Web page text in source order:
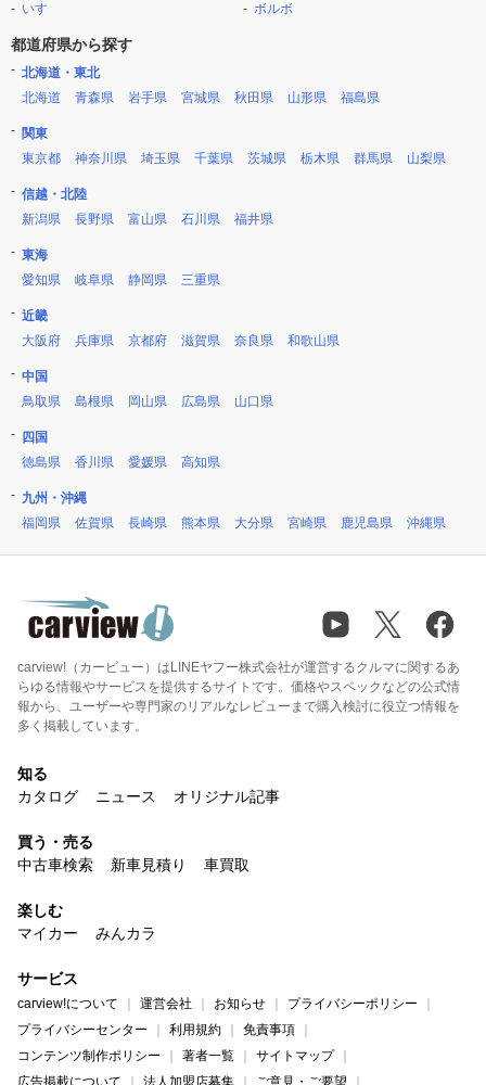
いすゞ
ボルボ
都道府県から探す
北海道・東北
北海道
青森県 岩手県 宮城県 秋田県 山形県 福島県
関東
東京都
神奈川県 埼玉県 千葉県 茨城県 栃木県 群馬県 山梨県
信越・北陸
新潟県
長野県 富山県 石川県 福井県
東海
愛知県
岐阜県 静岡県 三重県
近畿
大阪府
兵庫県 京都府 滋賀県 奈良県 和歌山県
中国
鳥取県
島根県 岡山県 広島県 山口県
四国
徳島県
香川県 愛媛県 高知県
九州・沖縄
福岡県
佐賀県 長崎県 熊本県 大分県 宮崎県 鹿児島県 沖縄県
carview!（カービュー）はLINEヤフー株式会社が運営するクルマに関するあ
らゆる情報やサービスを提供するサイトです。価格やスペックなどの公式情
報から、ユーザーや専門家のリアルなレビューまで購入検討に役立つ情報を
多く掲載しています。
知る
カタログ
ニュース オリジナル記事
買う・売る
中古車検索
新車見積り 車買取
楽しむ
マイカー
みんカラ
サービス
carview!について 運営会社 お知らせ
プライバシーポリシー
プライバシーセンター
利用規約
免責事項
コンテンツ制作ポリシー
著者一覧
サイトマップ